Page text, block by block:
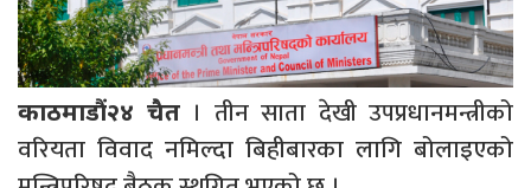
काठमाडौं२४ चैत। तीन साता देखी उपप्रधानमन्त्रीको
वरियता विवाद नमिल्दा बिहीबारका लागि बोलाइएको